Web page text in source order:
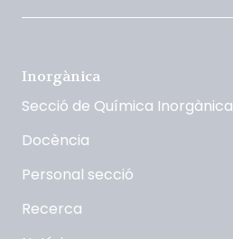
Inorgànica
Secció de Química Inorgànica
Docència
Personal secció
Recerca